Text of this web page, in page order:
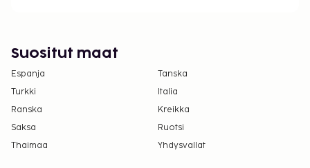
sänkyjä.
Majoituspaikassa on tarjolla
yhdistettäviä/vierekkäisiä huoneita, joiden
saatavuus on rajoitettua. Niitä voi pyytää
Kontaktiton uloskirjautuminen on saatavilla.
Suositut maat
Espanja
Tanska
Turkki
Italia
Ranska
Kreikka
Saksa
Ruotsi
Thaimaa
Yhdysvallat